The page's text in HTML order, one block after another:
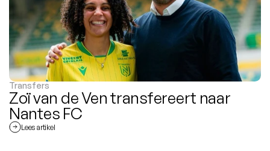
Transfers
Zoï van de Ven transfereert naar
Nantes FC
Lees artikel